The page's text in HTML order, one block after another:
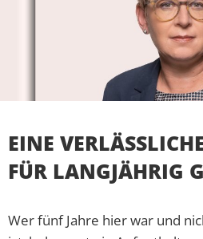
EINE
FÜR LANGJÄHRIG
Wer fünf Jahre hier war und